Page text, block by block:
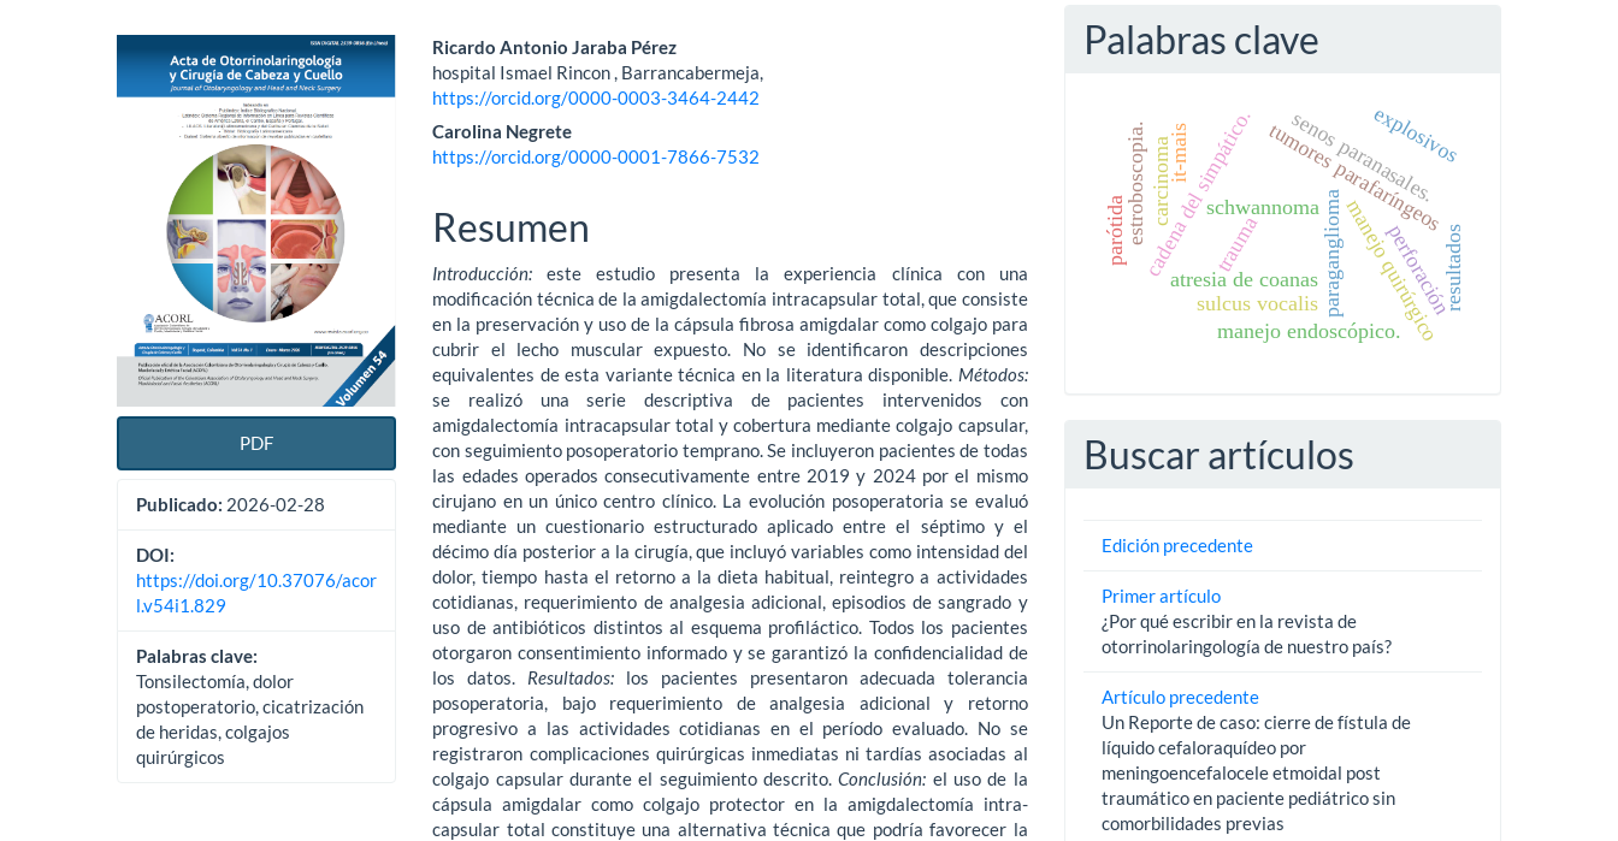
Barra
lateral
artículo
PDF
Publicado: 2026-02-28
DOI:
https://doi.org/10.37076/acor
l.v54i1.829
Palabras clave:
Tonsilectomía, dolor
postoperatorio, cicatrización
de heridas, colgajos
quirúrgicos
Contenido
principal
del
artículo
Ricardo Antonio Jaraba Pérez
hospital Ismael Rincon , Barrancabermeja,
https://orcid.org/0000-0003-3464-2442
Carolina Negrete
https://orcid.org/0000-0001-7866-7532
Resumen
Introducción:este estudio presenta la experiencia clínica con una
modificación téc­nica de la amigdalectomía intracapsular total, que consiste
en la preservación y uso de la cápsula fibrosa amigdalar como colgajo para
cubrir el lecho muscular expuesto. No se identificaron descripciones
equivalentes de esta variante técnica en la litera­tura disponible. Métodos:
se realizó una serie descriptiva de pacientes intervenidos con
amigdalectomía intracapsular total y cobertura mediante colgajo capsular,
con seguimiento posoperatorio temprano. Se incluyeron pacientes de todas
las edades operados consecutivamente entre 2019 y 2024 por el mismo
cirujano en un úni­co centro clínico. La evolución posoperatoria se evaluó
mediante un cuestionario estructurado aplicado entre el séptimo y el
décimo día posterior a la cirugía, que in­cluyó variables como intensidad del
dolor, tiempo hasta el retorno a la dieta habitual, reintegro a actividades
cotidianas, requerimiento de analgesia adicional, episodios de sangrado y
uso de antibióticos distintos al esquema profiláctico. Todos los pa­cientes
otorgaron consentimiento informado y se garantizó la confidencialidad de
los datos. Resultados: los pacientes presentaron adecuada tolerancia
posoperatoria, bajo requerimiento de analgesia adicional y retorno
progresivo a las actividades cotidia­nas en el período evaluado. No se
registraron complicaciones quirúrgicas inmediatas ni tardías asociadas al
colgajo capsular durante el seguimiento descrito.Conclusión: el uso de la
cápsula amigdalar como colgajo protector en la amigdalectomía intra­
capsular total constituye una alternativa técnica que podría favorecer la
Palabras clave
schwannomaparaganglioma
tumores parafaríngeos
cadena del simpático.
atresia de coanas manejo quirúrgico
manejo endoscópico.
senos paranasales.
perforación
trauma
explosivos
sulcus vocalis
estroboscopia.carcinoma
parótida
it-mais
resultados
Buscar artículos
Edición precedente
Primer artículo
¿Por qué escribir en la revista de
otorrinolaringología de nuestro país?
Artículo precedente
Un Reporte de caso: cierre de fístula de
líquido cefaloraquídeo por
meningoencefalocele etmoidal post
traumático en paciente pediátrico sin
comorbilidades previas